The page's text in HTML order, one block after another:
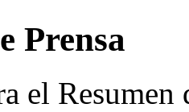
Prensa
el Resumen